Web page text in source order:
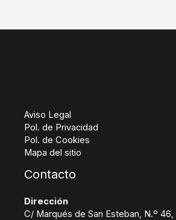
Aviso Legal
Pol. de Privacidad
Pol. de Cookies
Mapa del sitio
Contacto
Dirección
C/ Marqués de San Esteban, N.º 46,